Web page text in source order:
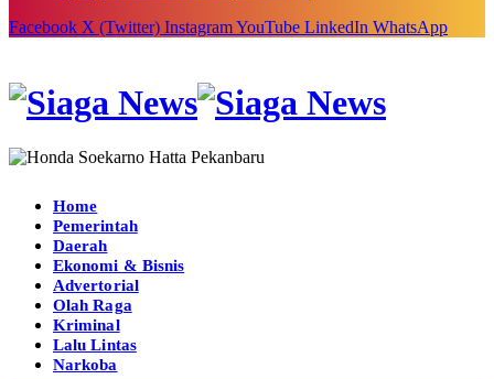
Facebook X (Twitter) InstagramYouTube LinkedIn WhatsApp
Home
Pemerintah
Daerah
Ekonomi & Bisnis
Advertorial
Olah Raga
Kriminal
Lalu Lintas
Narkoba